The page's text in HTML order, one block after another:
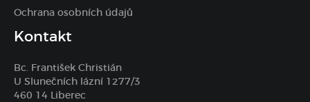
Ochrana osobních údajů
Kontakt
Bc. František Christián
U Slunečních lázní 1277/3
460 14 Liberec